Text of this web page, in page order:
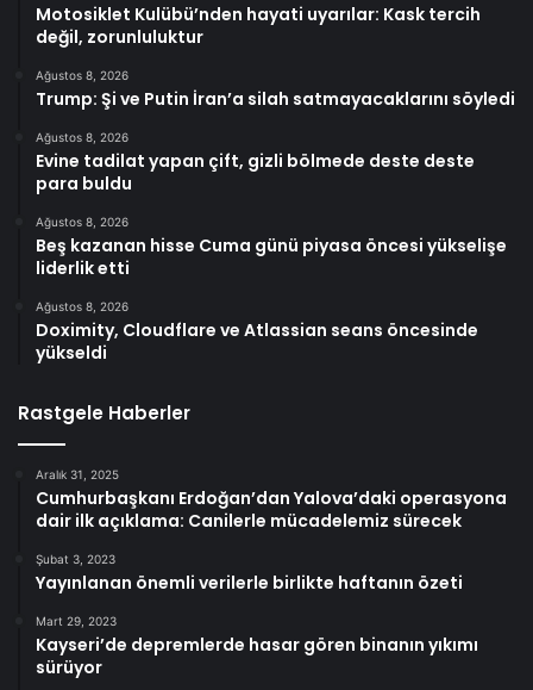
Motosiklet Kulübü’nden hayati uyarılar: Kask tercih
değil, zorunluluktur
Ağustos 8, 2026
Trump: Şi ve Putin İran’a silah satmayacaklarını söyledi
Ağustos 8, 2026
Evine tadilat yapan çift, gizli bölmede deste deste
para buldu
Ağustos 8, 2026
Beş kazanan hisse Cuma günü piyasa öncesi yükselişe
liderlik etti
Ağustos 8, 2026
Doximity, Cloudflare ve Atlassian seans öncesinde
yükseldi
Rastgele Haberler
Aralık 31, 2025
Cumhurbaşkanı Erdoğan’dan Yalova’daki operasyona
dair ilk açıklama: Canilerle mücadelemiz sürecek
Şubat 3, 2023
Yayınlanan önemli verilerle birlikte haftanın özeti
Mart 29, 2023
Kayseri’de depremlerde hasar gören binanın yıkımı
sürüyor